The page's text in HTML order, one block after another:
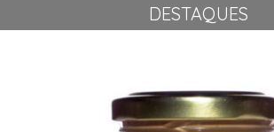
DESTAQUES